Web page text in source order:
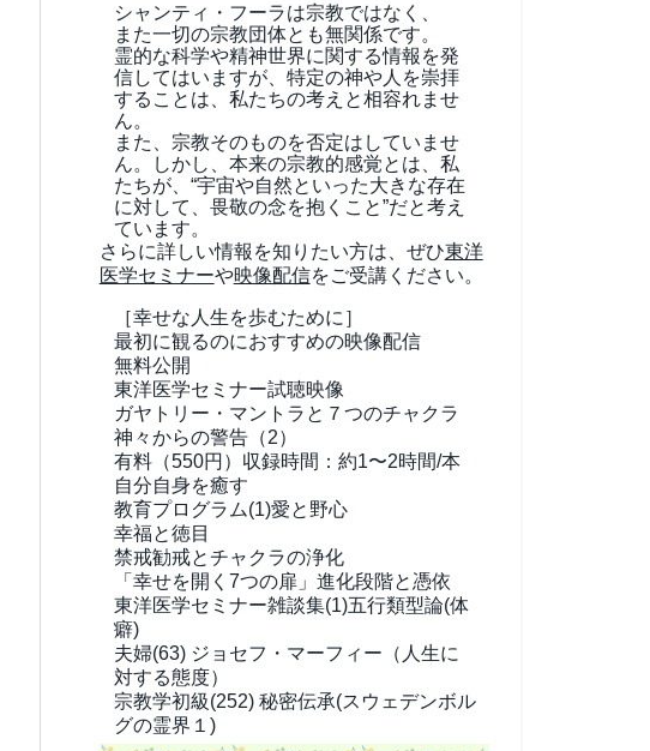
シャンティ・フーラは宗教ではなく、
また一切の宗教団体とも無関係です。
霊的な科学や精神世界に関する情報を発
信してはいますが、特定の神や人を崇拝
することは、私たちの考えと相容れませ
ん。
また、宗教そのものを否定はしていませ
ん。しかし、本来の宗教的感覚とは、私
たちが、“宇宙や自然といった大きな存在
に対して、畏敬の念を抱くこと”だと考え
ています。
さらに詳しい情報を知りたい方は、ぜひ東洋
医学セミナーや映像配信をご受講ください。
［幸せな人生を歩むために］
最初に観るのにおすすめの映像配信
無料公開
東洋医学セミナー試聴映像
ガヤトリー・マントラと７つのチャクラ
神々からの警告（2）
有料（550円） 収録時間：約1〜2時間/本
自分自身を癒す
教育プログラム(1)愛と野心
幸福と徳目
禁戒勧戒とチャクラの浄化
「幸せを開く7つの扉」進化段階と憑依
東洋医学セミナー雑談集(1)五行類型論(体
癖)
夫婦(63) ジョセフ・マーフィー（人生に
対する態度）
宗教学初級(252) 秘密伝承(スウェデンボル
グの霊界１)